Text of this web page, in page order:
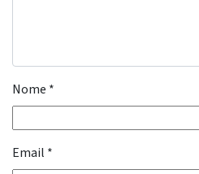
Nome *
Email *